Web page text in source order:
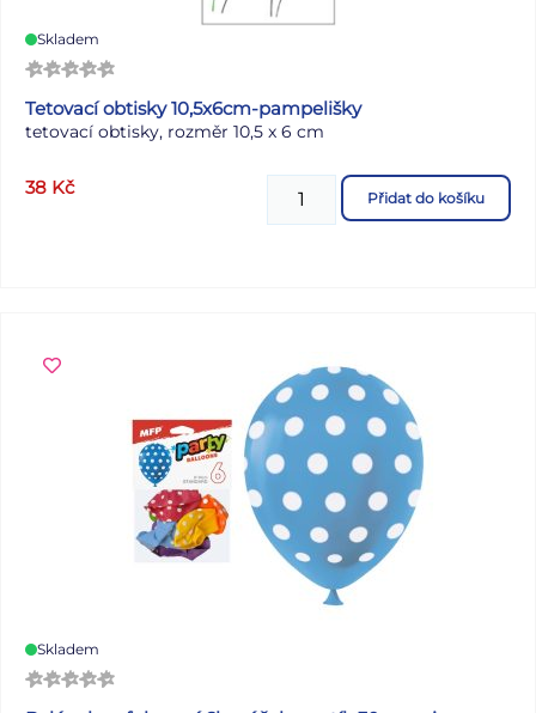
Skladem
Tetovací obtisky 10,5x6cm-pampelišky
tetovací obtisky, rozměr 10,5 x 6 cm
38 Kč Přidat do košíku
Skladem